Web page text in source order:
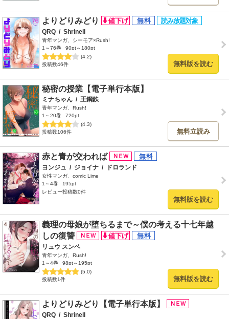
よりどりみどり
QRQ / Shrinell
青年マンガ、シーモア×Rush!
1～76巻
90pt～180pt
(4.2)
投稿数46件
無料版を読む
秘密の授業【電子単行本版】
ミナちゃん / 王鋼鉄
青年マンガ、Rush!
1～20巻
720pt
(4.3)
投稿数106件
無料立読み
赤と青が交われば
ヨンジュ / ジョイナ / ドロランド
女性マンガ、comic Lime
1～4巻
195pt
レビュー投稿数0件
無料版を読む
義理の母娘が堕ちるまで～僕の考える十七年越
しの復讐
リュウ スンベ
青年マンガ、Rush!
1～4巻
98pt～195pt
(5.0)
投稿数1件
無料版を読む
よりどりみどり【電子単行本版】
QRQ / Shrinell